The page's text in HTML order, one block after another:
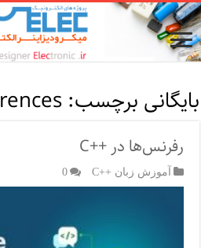
بایگانی برچسب:
رفرنس‌ها در ++C
آموزش زبان ++C 0